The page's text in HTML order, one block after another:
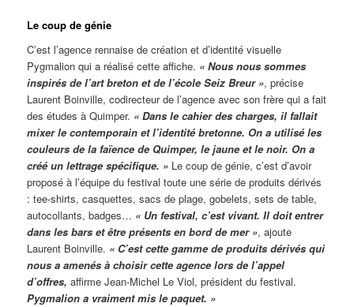
Le coup de génie
C’est l’agence rennaise de création et d’identité visuelle
Pygmalion qui a réalisé cette affiche. « Nous nous sommes
inspirés de l’art breton et de l’école Seiz Breur », précise
Laurent Boinville, codirecteur de l’agence avec son frère qui a fait
des études à Quimper. «Dans le cahier des charges, il fallait
mixer le contemporain et l’identité bretonne. On a utilisé les
couleurs de la faïence de Quimper, le jaune et le noir. On a
créé un lettrage spécifique. » Le coup de génie, c’est d’avoir
proposé à l’équipe du festival toute une série de produits dérivés
: tee-shirts, casquettes, sacs de plage, gobelets, sets de table,
autocollants, badges… « Un festival, c’est vivant. Il doit entrer
dans les bars et être présents en bord de mer », ajoute
Laurent Boinville. « C’est cette gamme de produits dérivés qui
nous a amenés à choisir cette agence lors de l’appel
d’offres,affirme Jean-Michel Le Viol, président du festival.
Pygmalion a vraiment mis le paquet. »